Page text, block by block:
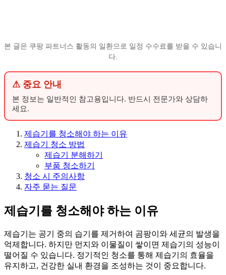
본 글은 쿠팡 파트너스 활동의 일환으로 일정 수수료를 받을 수 있습니
다.
⚠ 중요 안내
본 정보는 일반적인 참고용입니다. 반드시 전문가와 상담하
세요.
제습기를 청소해야 하는 이유
제습기 청소 방법
제습기 분해하기
부품 청소하기
청소 시 주의사항
자주 묻는 질문
제습기를 청소해야 하는 이유
제습기는 공기 중의 습기를 제거하여 곰팡이와 세균의 발생을
억제합니다. 하지만 먼지와 이물질이 쌓이면 제습기의 성능이
떨어질 수 있습니다. 정기적인 청소를 통해 제습기의 효율을
유지하고, 건강한 실내 환경을 조성하는 것이 중요합니다.